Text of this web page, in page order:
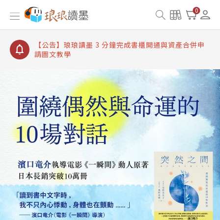
0
【公告】琅琅讀墨書櫃開通常見問題
【公告】琅琅讀墨 3 分鐘完成書櫃開通與資產合併申
【公告】琅琅書店服務升級重要說明及資產合併結果
查詢
【公告】琅琅讀墨數位閱讀資產合併與書櫃開通申請